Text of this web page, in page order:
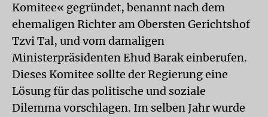
Komitee« gegründet, benannt nach dem
ehemaligen Richter am Obersten Gerichtshof
Tzvi Tal, und vom damaligen
Ministerpräsidenten Ehud Barak einberufen.
Dieses Komitee sollte der Regierung eine
Lösung für das politische und soziale
Dilemma vorschlagen. Im selben Jahr wurde